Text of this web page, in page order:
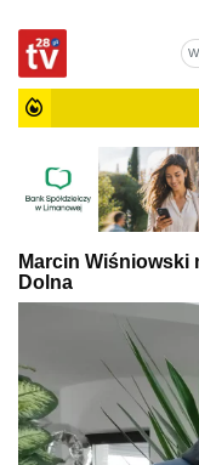
Marcin Wiśniowski
Dolna